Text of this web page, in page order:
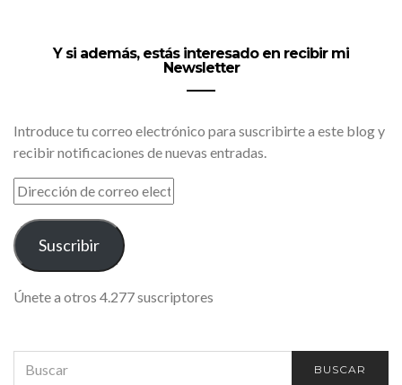
Y si además, estás interesado en recibir mi
Newsletter
Introduce tu correo electrónico para suscribirte a este blog y
recibir notificaciones de nuevas entradas.
DIRECCIÓN
DE
CORREO
ELECTRÓNICO
Suscribir
Únete a otros 4.277 suscriptores
FOR:
BUSCAR